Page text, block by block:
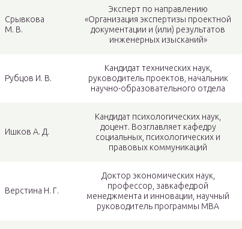
Срывкова
М. В.
Эксперт по направлению
«Организация экспертизы проектной
документации и (или) результатов
инженерных изысканий»
Рубцов И. В.
Кандидат технических наук,
руководитель проектов, начальник
научно-образовательного отдела
Ишков А. Д.
Кандидат психологических наук,
доцент. Возглавляет кафедру
социальных, психологических и
правовых коммуникаций
Верстина Н. Г.
Доктор экономических наук,
профессор, завкафедрой
менеджмента и инновации, научный
руководитель программы MBA